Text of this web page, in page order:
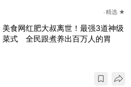
精选 ★
美食网红肥大叔离世！最强3道神级
菜式 全民跟煮养出百万人的胃